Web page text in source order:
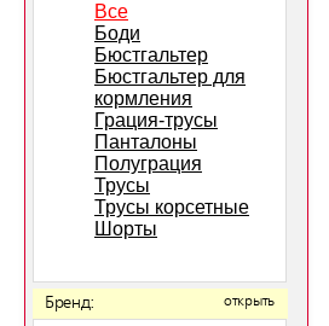
Все
Боди
Бюстгальтер
Бюстгальтер для
кормления
Грация-трусы
Панталоны
Полуграция
Трусы
Трусы корсетные
Шорты
Бренд: открыть